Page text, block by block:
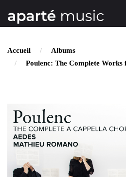
Accueil
Albums
Poulenc: The Complete